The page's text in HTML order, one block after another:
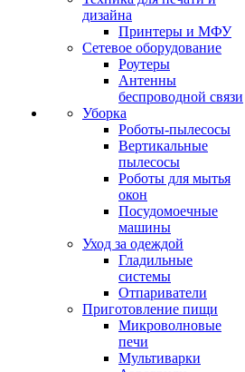
дизайна
Принтеры и МФУ
Сетевое оборудование
Роутеры
Антенны
беспроводной связи
Уборка
Роботы-пылесосы
Вертикальные
пылесосы
Роботы для мытья
окон
Посудомоечные
машины
Уход за одеждой
Гладильные
системы
Отпариватели
Приготовление пищи
Микроволновые
печи
Мультиварки